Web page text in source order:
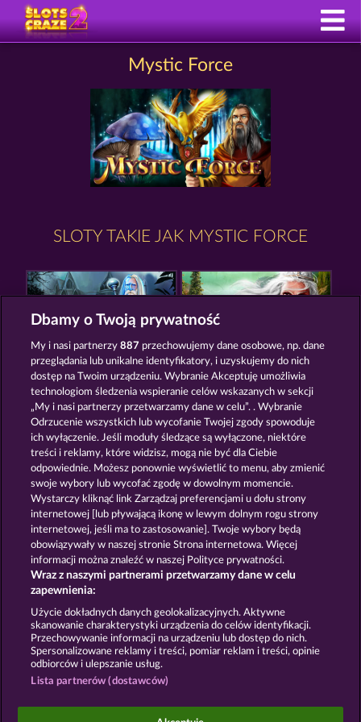
Mystic Force
SLOTY TAKIE JAK MYSTIC FORCE
CRYSTAL BALL THE LAND OF HEROES
THE GRIFFIN MIGHTY DRAGON
Zasady i warunki Polityka prywatności
Nota prawna Firma FAQ Facebook
Prześlij wniosek o wypłatę
Gry społecznościowe mają przeznaczenie czysto
Dbamy o Twoją prywatność
My i nasi partnerzy887 przechowujemy dane osobowe, np. dane
przeglądania lub unikalne identyfikatory, i uzyskujemy do nich
dostęp na Twoim urządzeniu. Wybranie Akceptuję umożliwia
technologiom śledzenia wspieranie celów wskazanych w sekcji
„My i nasi partnerzy przetwarzamy dane w celu”. . Wybranie
Odrzucenie wszystkich lub wycofanie Twojej zgody spowoduje
ich wyłączenie. Jeśli moduły śledzące są wyłączone, niektóre
treści i reklamy, które widzisz, mogą nie być dla Ciebie
odpowiednie. Możesz ponownie wyświetlić to menu, aby zmienić
swoje wybory lub wycofać zgodę w dowolnym momencie.
Wystarczy kliknąć link Zarządzaj preferencjami u dołu strony
internetowej [lub pływającą ikonę w lewym dolnym rogu strony
internetowej, jeśli ma to zastosowanie]. Twoje wybory będą
obowiązywały w naszej stronie Strona internetowa. Więcej
informacji można znaleźć w naszej Polityce prywatności.
Wraz z naszymi partnerami przetwarzamy dane w celu
zapewnienia:
Użycie dokładnych danych geolokalizacyjnych. Aktywne
skanowanie charakterystyki urządzenia do celów identyfikacji.
Przechowywanie informacji na urządzeniu lub dostęp do nich.
Spersonalizowane reklamy i treści, pomiar reklam i treści, opinie
odbiorców i ulepszanie usług.
Lista partnerów (dostawców)